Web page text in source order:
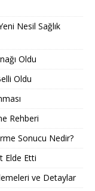
Nesil Sağlık
Oldu
Oldu
Rehberi
Sonucu Nedir?
Elde Etti
ve Detaylar